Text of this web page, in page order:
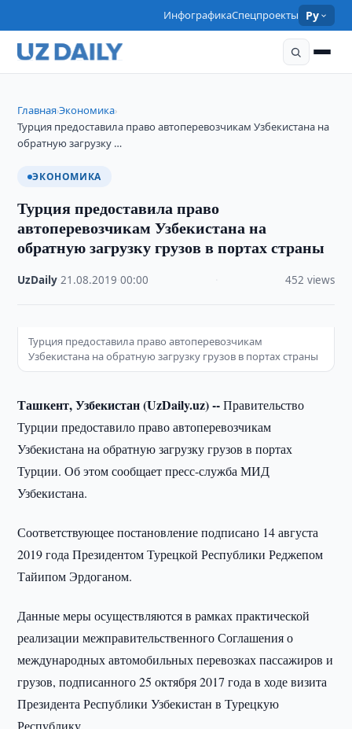
ИнфографикаСпецпроекты Ру
Главная›Экономика›
Турция предоставила право автоперевозчикам Узбекистана на
обратную загрузку …
ЭКОНОМИКА
Турция предоставила право
автоперевозчикам Узбекистана на
обратную загрузку грузов в портах страны
UzDaily ·21.08.2019 ·00:00 452 views
Турция предоставила право автоперевозчикам
Узбекистана на обратную загрузку грузов в портах страны
Ташкент, Узбекистан (UzDaily.uz) --Правительство
Турции предоставило право автоперевозчикам
Узбекистана на обратную загрузку грузов в портах
Турции. Об этом сообщает пресс-служба МИД
Узбекистана.
Соответствующее постановление подписано 14 августа
2019 года Президентом Турецкой Республики Реджепом
Тайипом Эрдоганом.
Данные меры осуществляются в рамках практической
реализации межправительственного Соглашения о
международных автомобильных перевозках пассажиров и
грузов, подписанного 25 октября 2017 года в ходе визита
Президента Республики Узбекистан в Турецкую
Республику.